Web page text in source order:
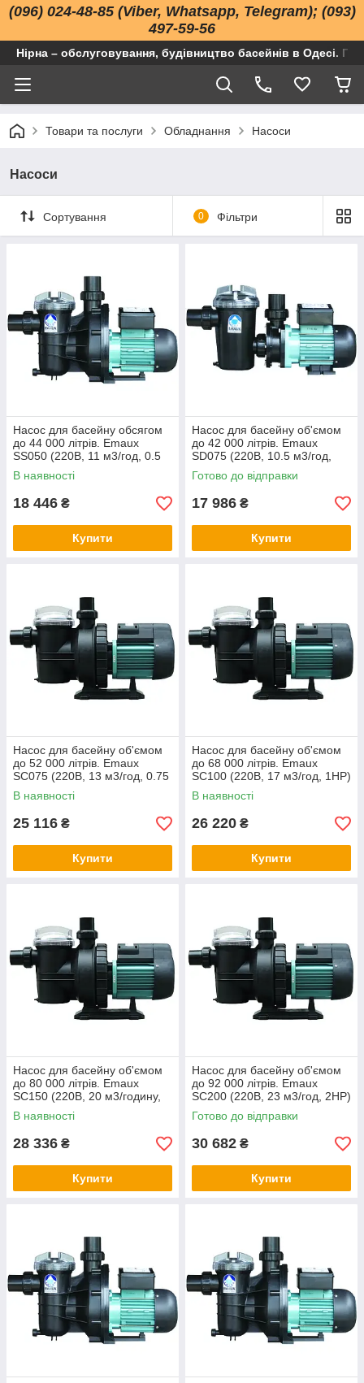
(096) 024-48-85 (Viber, Whatsapp, Telegram); (093)
497-59-56
Нірна – обслуговування, будівництво басейнів в Одесі.
Товари та послуги Обладнання Насоси
Насоси
Сортування 0 Фільтри
Насос для басейну обсягом
до 44 000 літрів. Emaux
SS050 (220В, 11 м3/год, 0.5
HP).
В наявності
18 446 ₴
Купити
Насос для басейну об'ємом
до 42 000 літрів. Emaux
SD075 (220В, 10.5 м3/год,
0.75 HP)
Готово до відправки
17 986 ₴
Купити
Насос для басейну об'ємом
до 52 000 літрів. Emaux
SC075 (220В, 13 м3/год, 0.75
HP)
В наявності
25 116 ₴
Купити
Насос для басейну об'ємом
до 68 000 літрів. Emaux
SC100 (220В, 17 м3/год, 1HP)
В наявності
26 220 ₴
Купити
Насос для басейну об'ємом
до 80 000 літрів. Emaux
SC150 (220В, 20 м3/годину,
1.5 HP)
В наявності
28 336 ₴
Купити
Насос для басейну об'ємом
до 92 000 літрів. Emaux
SC200 (220В, 23 м3/год, 2HP)
Готово до відправки
30 682 ₴
Купити